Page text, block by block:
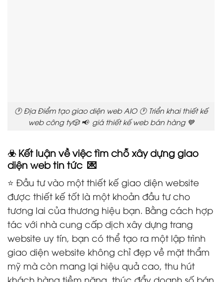
🕐 Địa Điểm tạo giao diện web AIO 🕐 Triển khai thiết kế
web công ty🎲 📢 giá thiết kế web bán hàng 💙
☣️ Kết luận về việc tìm chỗ xây dựng giao
diện web tin tức 💌
⭐ Đầu tư vào một thiết kế giao diện website
được thiết kế tốt là một khoản đầu tư cho
tương lai của thương hiệu bạn. Bằng cách hợp
tác với nhà cung cấp dịch xây dựng trang
website uy tín, bạn có thể tạo ra một lập trình
giao diện website không chỉ đẹp về mặt thẩm
mỹ mà còn mang lại hiệu quả cao, thu hút
khách hàng tiềm năng, thúc đẩy doanh số bán